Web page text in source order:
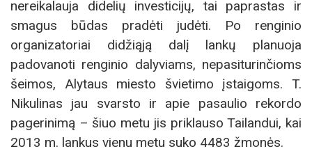
nereikalauja didelių investicijų, tai paprastas ir
smagus būdas pradėti judėti. Po renginio
organizatoriai didžiąją dalį lankų planuoja
padovanoti renginio dalyviams, nepasiturinčioms
šeimos, Alytaus miesto švietimo įstaigoms. T.
Nikulinas jau svarsto ir apie pasaulio rekordo
pagerinimą – šiuo metu jis priklauso Tailandui, kai
2013 m. lankus vienu metu suko 4483 žmonės.